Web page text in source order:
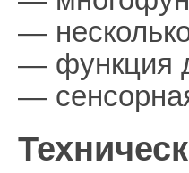
—
— функция
—